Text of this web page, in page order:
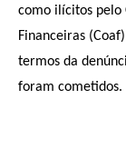
como ilícitos pelo
Financeiras
termos da
foram cometidos.